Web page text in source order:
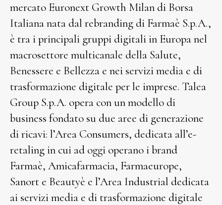
mercato Euronext Growth Milan di Borsa
Italiana nata dal rebranding di Farmaè S.p.A.,
è tra i principali gruppi digitali in Europa nel
macrosettore multicanale della Salute,
Benessere e Bellezza e nei servizi media e di
trasformazione digitale per le imprese. Talea
Group S.p.A. opera con un modello di
business fondato su due aree di generazione
di ricavi: l’Area Consumers, dedicata all’e-
retaling in cui ad oggi operano i brand
Farmaè, Amicafarmacia, Farmaeurope,
Sanort e Beautyè e l’Area Industrial dedicata
ai servizi media e di trasformazione digitale